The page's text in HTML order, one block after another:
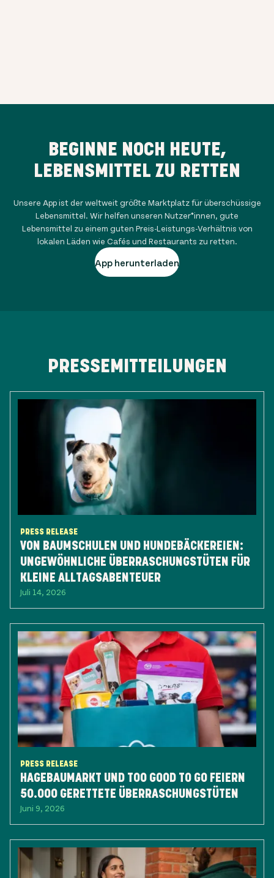
BEGINNE NOCH HEUTE,
LEBENSMITTEL ZU RETTEN
Unsere App ist der weltweit größte Marktplatz für überschüssige
Lebensmittel. Wir helfen unseren Nutzer*innen, gute
Lebensmittel zu einem guten Preis-Leistungs-Verhältnis von
lokalen Läden wie Cafés und Restaurants zu retten.
App herunterladen
PRESSEMITTEILUNGEN
PRESS RELEASE
VON BAUMSCHULEN UND HUNDEBÄCKEREIEN:
UNGEWÖHNLICHE ÜBERRASCHUNGSTÜTEN FÜR
KLEINE ALLTAGSABENTEUER
Juli 14, 2026
PRESS RELEASE
HAGEBAUMARKT UND TOO GOOD TO GO FEIERN
50.000 GERETTETE ÜBERRASCHUNGSTÜTEN
Juni 9, 2026